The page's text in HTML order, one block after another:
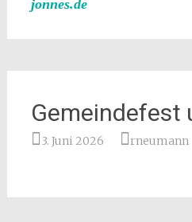
jonnes.de
Gemeindefest
3. Juni 2026 rneumann